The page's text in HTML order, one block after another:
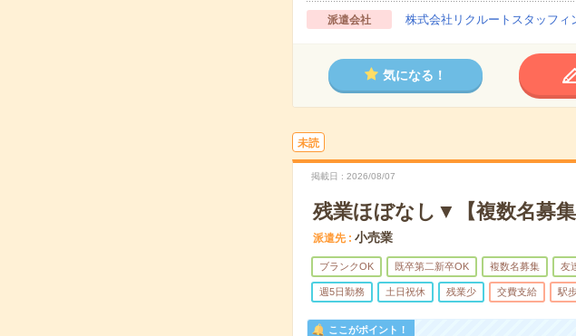
派遣会社 株式会社リクルートスタッフィ
気になる！
未読
掲載日 2026/08/07
残業ほぼなし▼【複数名募
派遣先 小売業
ブランクOK 既卒第二新卒OK 複数名募集 友
週5日勤務 土日祝休 残業少 交費支給 駅
ここがポイント！